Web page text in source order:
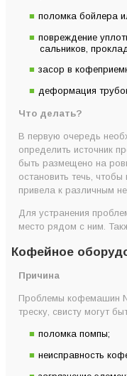
поломка бойлера
повреждение
сальников,
засор в
деформация
Что делать?
В первую очередь
определить источник
быть размещено на
остановить течь,
привела к различным
Для устранения
место рядом с ним.
Кофейное
Причина
Проблемы кофемашин
треску, свисту могут
поломка помпы;
неисправность